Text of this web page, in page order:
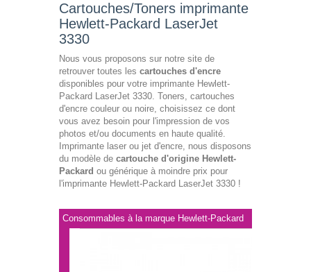
Cartouches/Toners imprimante
Hewlett-Packard LaserJet
3330
Nous vous proposons sur notre site de
retrouver toutes les cartouches d'encre
disponibles pour votre imprimante Hewlett-
Packard LaserJet 3330. Toners, cartouches
d'encre couleur ou noire, choisissez ce dont
vous avez besoin pour l'impression de vos
photos et/ou documents en haute qualité.
Imprimante laser ou jet d'encre, nous disposons
du modèle de cartouche d'origine Hewlett-
Packard ou générique à moindre prix pour
l'imprimante Hewlett-Packard LaserJet 3330 !
Consommables à la marque Hewlett-Packard